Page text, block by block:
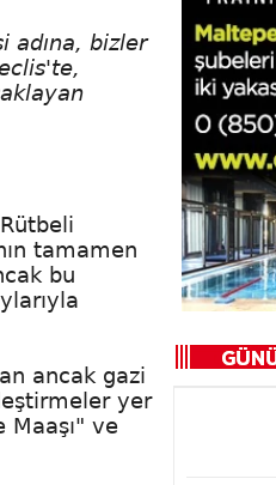
adına, bizler
tamamen
bu
ancak gazi
yer
ve